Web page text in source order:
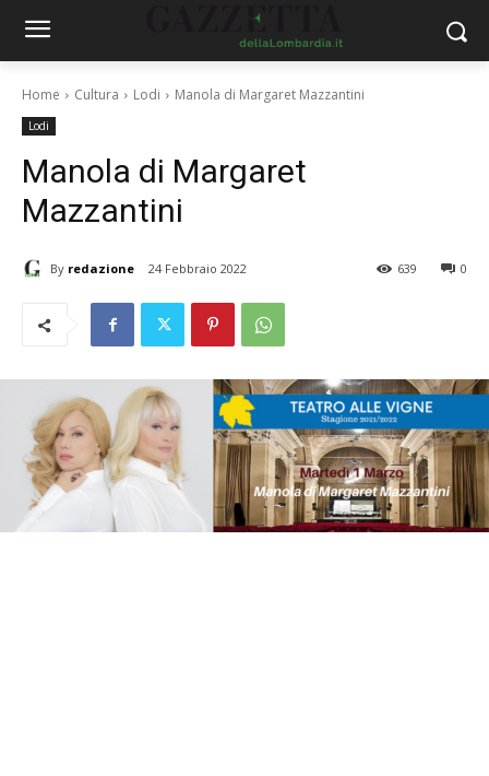
Home Cultura Lodi Manola di Margaret Mazzantini
Lodi
Manola di Margaret
Mazzantini
By redazione 24 Febbraio 2022 0
639